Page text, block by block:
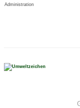
Administration